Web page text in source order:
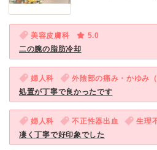
美容皮膚科
5.0
二の腕の脂肪冷却
婦人科 外陰部の痛み・かゆみ（
処置が丁寧で良かったです
婦人科 不正性器出血 生理
凄く丁寧で好印象でした